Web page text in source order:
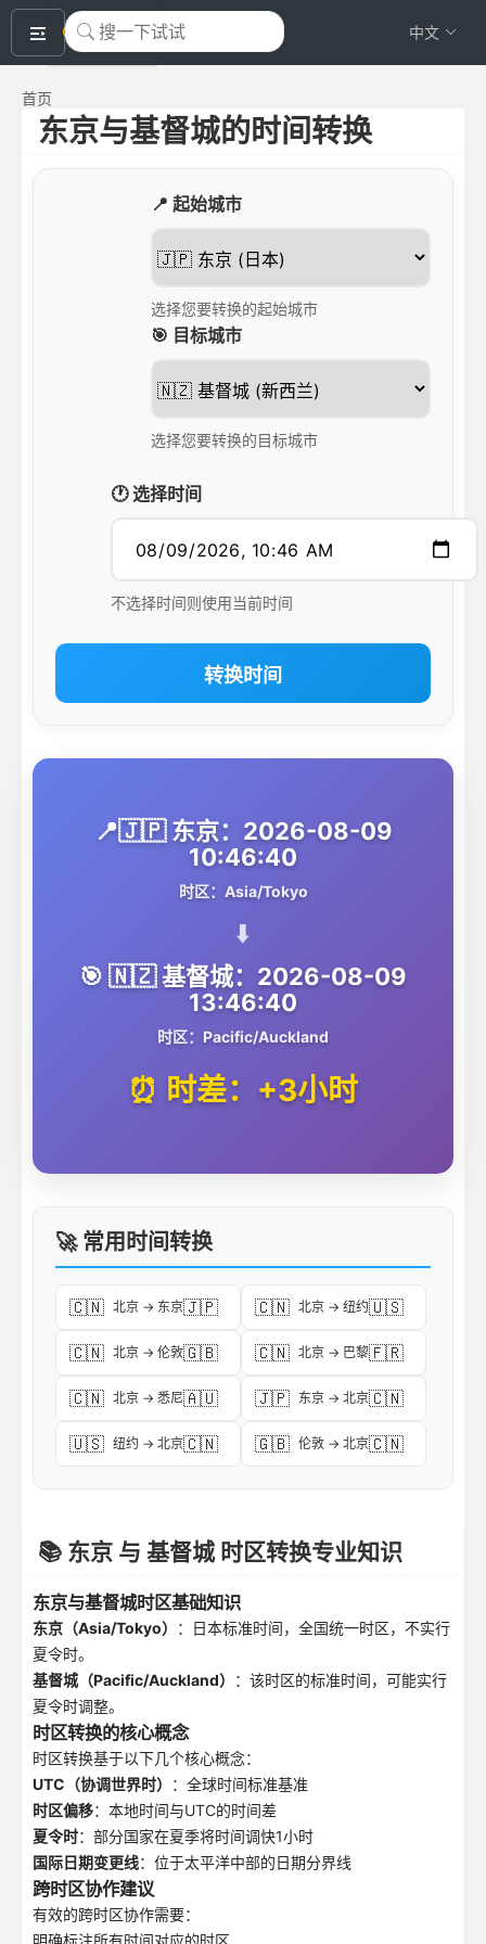
okeyTool 中文
首页
东京与基督城的时间转换
📍 起始城市
选择您要转换的起始城市
🎯 目标城市
选择您要转换的目标城市
🕐 选择时间
不选择时间则使用当前时间
转换时间
📍🇯🇵 东京：2026-08-09
10:46:40
时区：Asia/Tokyo
⬇️
🎯 🇳🇿 基督城：2026-08-09
13:46:40
时区：Pacific/Auckland
⏰ 时差：+3小时
🚀 常用时间转换
🇨🇳 北京 → 东京🇯🇵 🇨🇳 北京 → 纽约🇺🇸
🇨🇳 北京 → 伦敦🇬🇧 🇨🇳 北京 → 巴黎🇫🇷
🇨🇳 北京 → 悉尼🇦🇺 🇯🇵 东京 → 北京🇨🇳
🇺🇸 纽约 → 北京🇨🇳 🇬🇧 伦敦 → 北京🇨🇳
📚 东京 与 基督城 时区转换专业知识
东京与基督城时区基础知识
东京（Asia/Tokyo）
：日本标准时间，全国统一时区，不实行
夏令时。
基督城（Pacific/Auckland）
：该时区的标准时间，可能实行
夏令时调整。
时区转换的核心概念
时区转换基于以下几个核心概念：
UTC（协调世界时）
：全球时间标准基准
时区偏移：本地时间与UTC的时间差
夏令时：部分国家在夏季将时间调快1小时
国际日期变更线：位于太平洋中部的日期分界线
跨时区协作建议
有效的跨时区协作需要：
明确标注所有时间对应的时区